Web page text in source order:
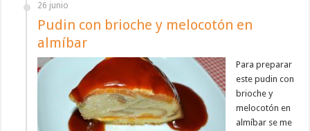
26 junio
Pudin con brioche y melocotón en
almíbar
Para preparar
este pudin con
brioche y
melocotón en
almíbar se me